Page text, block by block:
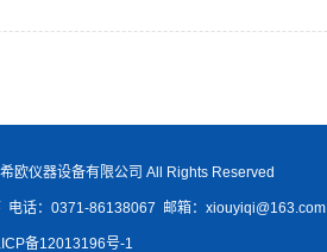
欧仪器设备有限公司 All Rights Reserved
电话：0371-86138067 邮箱：xiouyiqi@163.com
备12013196号-1